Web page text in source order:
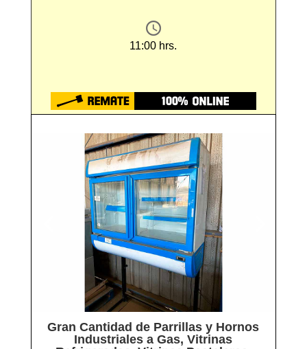
11:00 hrs.
Gran Cantidad de Parrillas y Hornos
Industriales a Gas, Vitrinas